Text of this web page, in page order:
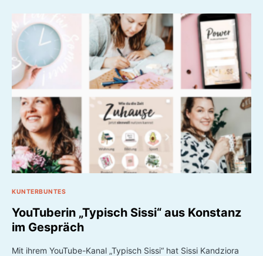
KUNTERBUNTES
YouTuberin „Typisch Sissi“ aus Konstanz
im Gespräch
Mit ihrem YouTube-Kanal „Typisch Sissi“ hat Sissi Kandziora